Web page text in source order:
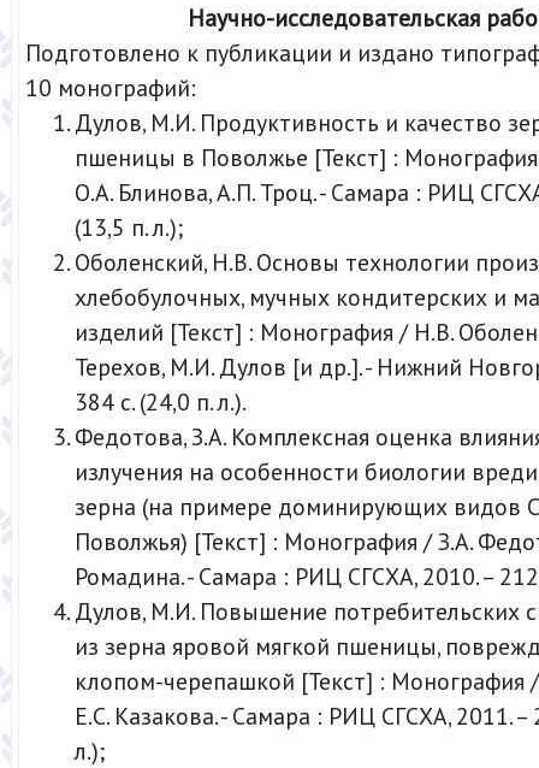
Научно-исследовательская
Подготовлено к публикации и издано
10 монографий:
Дулов, М.И. Продуктивность и качество
пшеницы в Поволжье [Текст] :
О.А. Блинова, А.П. Троц. - Самара : РИЦ
(13,5 п. л.);
Оболенский, Н.В. Основы технологии
хлебобулочных, мучных кондитерских и
изделий [Текст] : Монография / Н.В.
Терехов, М.И. Дулов [и др.]. - Нижний
384 с. (24,0 п. л.).
Федотова, З.А. Комплексная оценка
излучения на особенности биологии
зерна (на примере доминирующих видов
Поволжья) [Текст] : Монография / З.А.
Ромадина. - Самара : РИЦ СГСХА, 2010. – 212
Дулов, М.И. Повышение потребительских
из зерна яровой мягкой пшеницы,
клопом-черепашкой [Текст] : Монография
Е.С. Казакова. - Самара : РИЦ СГСХА, 2011. –
л.);